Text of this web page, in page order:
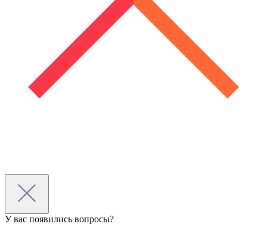
У вас появились вопросы?